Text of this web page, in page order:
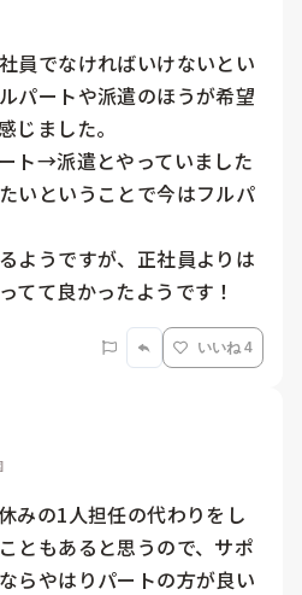
員でなければいけないとい
パートや派遣のほうが希望
じました。
ト→派遣とやっていました
いということで今はフルパ
ようですが、正社員よりは
てて良かったようです！
いいね 4
みの1人担任の代わりをし
ともあると思うので、サポ
らやはりパートの方が良い